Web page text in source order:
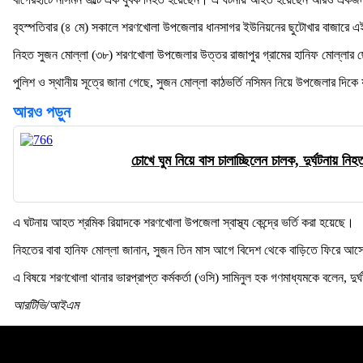
বৃহস্পতিবার (৪ মে) সকালে শরণখোলা উপজেলার ধানসাগর ইউনিয়নের ছুটোখার বাজারে
নিহত সুজন মোল্লা (৩৮) শরণখোলা উপজেলার উত্তর রাজাপুর গ্রামের হানিফ মোল্লার
পুলিশ ও স্থানীয় সূত্রে জানা গেছে, সুজন মোল্লা কাঠভর্তি নসিমন নিয়ে উপজেলার দিকে
আরও পড়ুন
চোখে ঘুম নিয়ে বাস চালাচ্ছিলেন চালক, দুর্ঘটনায়
এ ঘটনায় আহত শ্রমিক রিয়াদকে শরণখোলা উপজেলা স্বাস্থ্য কেন্দ্রে ভর্তি করা হয়েছে।
নিহতের বাবা হানিফ মোল্লা জানান, সুজন তিন মাস আগে বিদেশ থেকে বাড়িতে ফিরে
এ বিষয়ে শরণখোলা থানার ভারপ্রাপ্ত কর্মকর্তা (ওসি) সামিনুল হক গণমাধ্যমকে বলেন,
আরটিভি/আইএম